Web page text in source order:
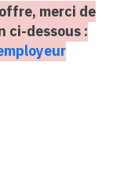
merci de
ci-dessous :